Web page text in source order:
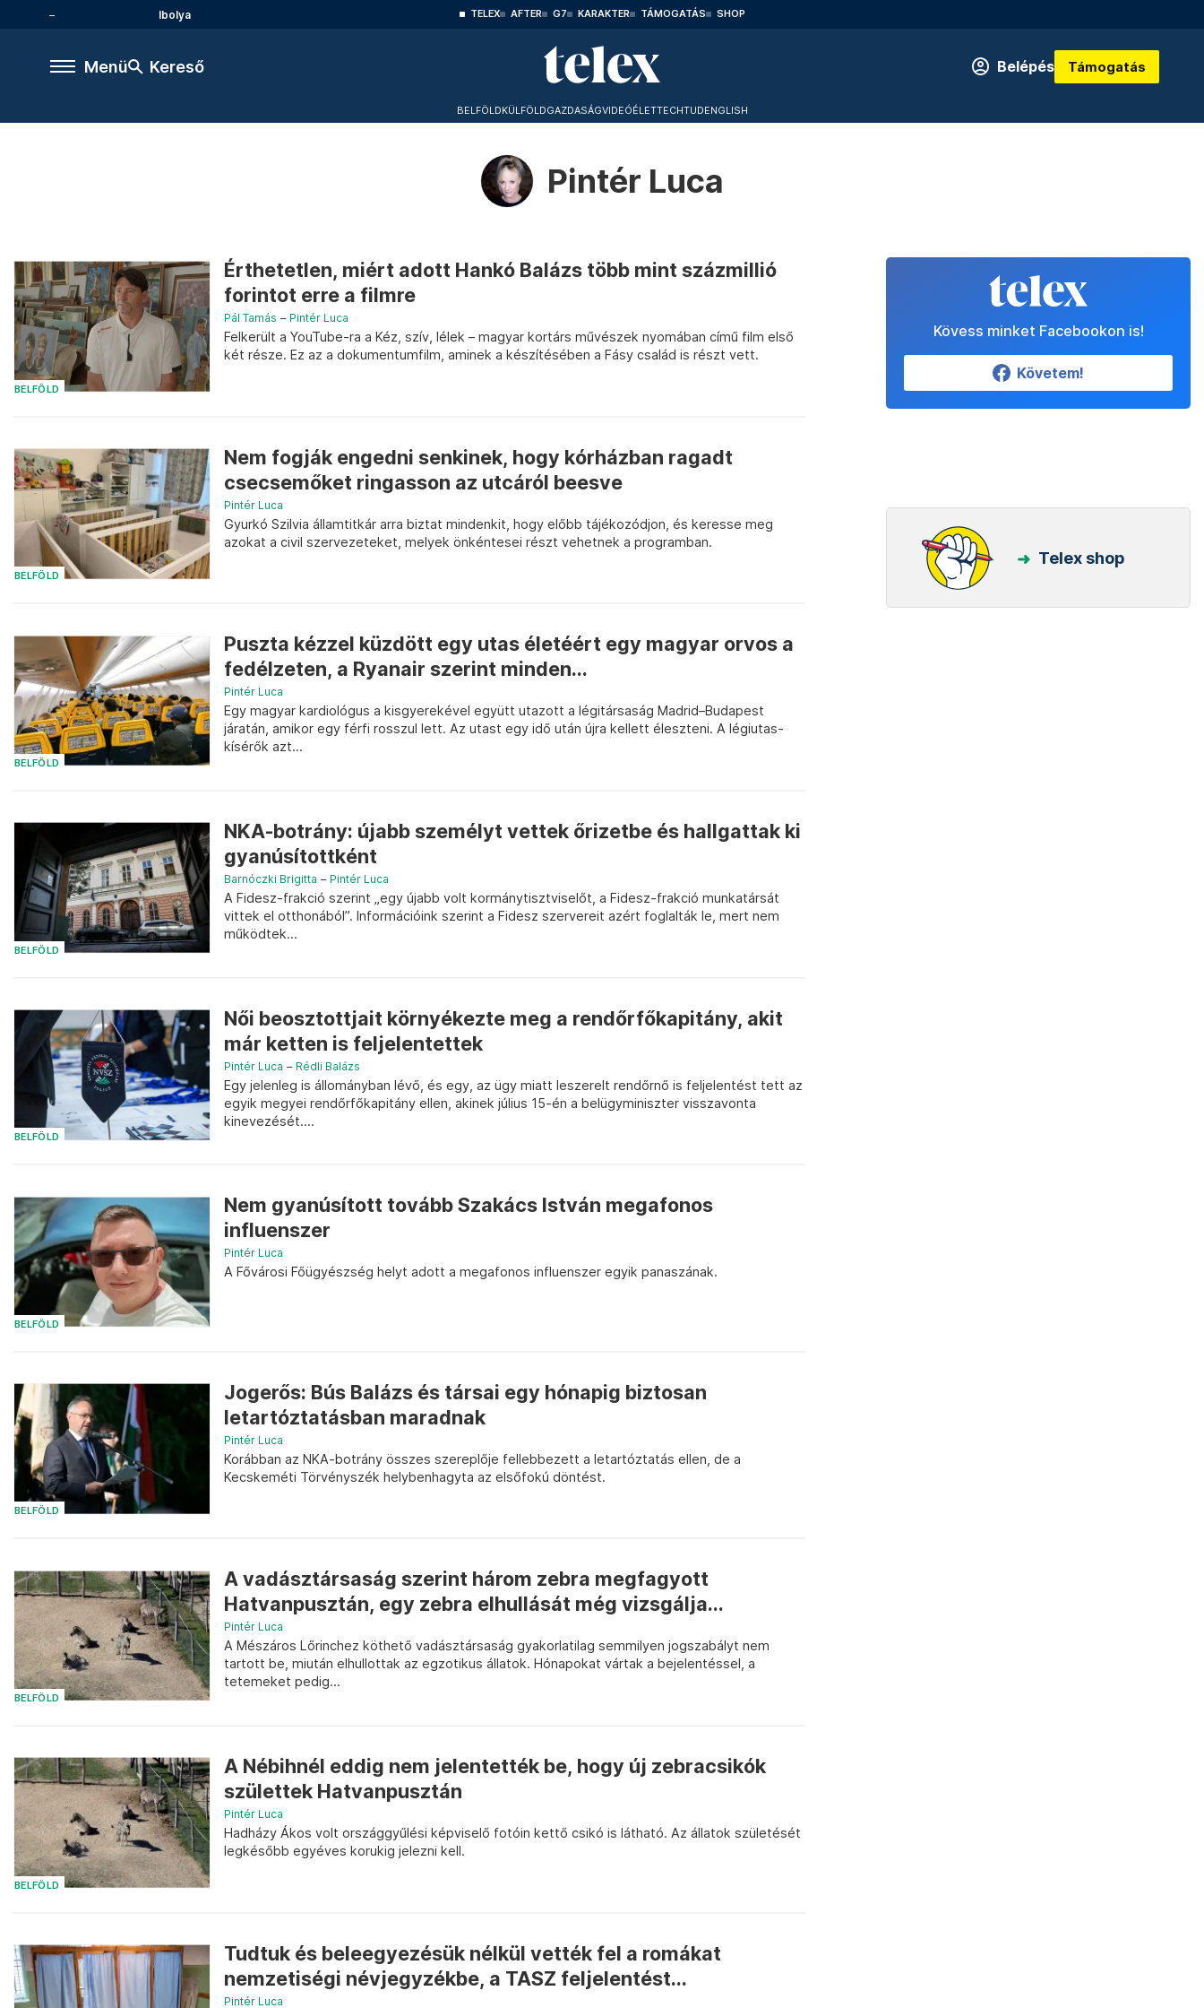
Ibolya TELEX AFTER G7 KARAKTER TÁMOGATÁS SHOP
Menü Kereső Belépés Támogatás
BELFÖLDKÜLFÖLDGAZDASÁGVIDEÓÉLETTECHTUDENGLISH
Pintér Luca
BELFÖLD
Érthetetlen, miért adott Hankó Balázs több mint százmillió
forintot erre a filmre
Pál Tamás – Pintér Luca
Felkerült a YouTube-ra a Kéz, szív, lélek – magyar kortárs művészek nyomában című film első
két része. Ez az a dokumentumfilm, aminek a készítésében a Fásy család is részt vett.
BELFÖLD
Nem fogják engedni senkinek, hogy kórházban ragadt
csecsemőket ringasson az utcáról beesve
Pintér Luca
Gyurkó Szilvia államtitkár arra biztat mindenkit, hogy előbb tájékozódjon, és keresse meg
azokat a civil szervezeteket, melyek önkéntesei részt vehetnek a programban.
BELFÖLD
Puszta kézzel küzdött egy utas életéért egy magyar orvos a
fedélzeten, a Ryanair szerint minden...
Pintér Luca
Egy magyar kardiológus a kisgyerekével együtt utazott a légitársaság Madrid–Budapest
járatán, amikor egy férfi rosszul lett. Az utast egy idő után újra kellett éleszteni. A légiutas-
kísérők azt...
BELFÖLD
NKA-botrány: újabb személyt vettek őrizetbe és hallgattak ki
gyanúsítottként
Barnóczki Brigitta – Pintér Luca
A Fidesz-frakció szerint „egy újabb volt kormánytisztviselőt, a Fidesz-frakció munkatársát
vittek el otthonából”. Információink szerint a Fidesz szervereit azért foglalták le, mert nem
működtek...
BELFÖLD
Női beosztottjait környékezte meg a rendőrfőkapitány, akit
már ketten is feljelentettek
Pintér Luca – Rédli Balázs
Egy jelenleg is állományban lévő, és egy, az ügy miatt leszerelt rendőrnő is feljelentést tett az
egyik megyei rendőrfőkapitány ellen, akinek július 15-én a belügyminiszter visszavonta
kinevezését....
BELFÖLD
Nem gyanúsított tovább Szakács István megafonos
influenszer
Pintér Luca
A Fővárosi Főügyészség helyt adott a megafonos influenszer egyik panaszának.
BELFÖLD
Jogerős: Bús Balázs és társai egy hónapig biztosan
letartóztatásban maradnak
Pintér Luca
Korábban az NKA-botrány összes szereplője fellebbezett a letartóztatás ellen, de a
Kecskeméti Törvényszék helybenhagyta az elsőfokú döntést.
BELFÖLD
A vadásztársaság szerint három zebra megfagyott
Hatvanpusztán, egy zebra elhullását még vizsgálja...
Pintér Luca
A Mészáros Lőrinchez köthető vadásztársaság gyakorlatilag semmilyen jogszabályt nem
tartott be, miután elhullottak az egzotikus állatok. Hónapokat vártak a bejelentéssel, a
tetemeket pedig...
BELFÖLD
A Nébihnél eddig nem jelentették be, hogy új zebracsikók
születtek Hatvanpusztán
Pintér Luca
Hadházy Ákos volt országgyűlési képviselő fotóin kettő csikó is látható. Az állatok születését
legkésőbb egyéves korukig jelezni kell.
Tudtuk és beleegyezésük nélkül vették fel a romákat
nemzetiségi névjegyzékbe, a TASZ feljelentést...
Pintér Luca
Kövess minket Facebookon is!
Követem!
Telex shop